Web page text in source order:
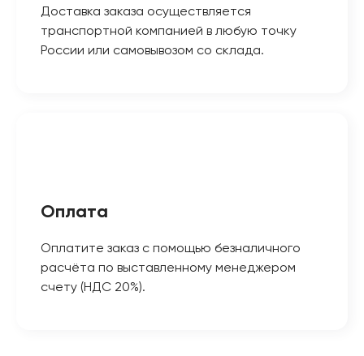
Доставка заказа осуществляется
транспортной компанией в любую точку
России или самовывозом со склада.
Оплата
Оплатите заказ с помощью безналичного
расчёта по выставленному менеджером
счету (НДС 20%).